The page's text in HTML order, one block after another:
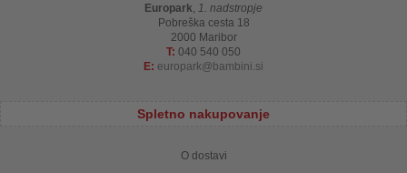
Europark, 1. nadstropje
Pobreška cesta 18
2000 Maribor
T: 040 540 050
E: europark bambini.si
Spletno nakupovanje
O dostavi